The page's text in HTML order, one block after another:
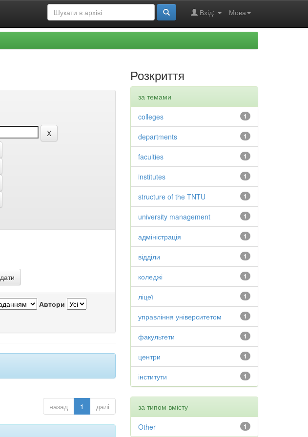
Мова
Вхід:
Автори
назад 1 далі
Розкриття
за темами
1
colleges
1
departments
1
faculties
1
institutes
1
structure of the TNTU
1
university management
1
адміністрація
1
відділи
1
коледжі
1
ліцеї
1
управління університетом
1
факультети
1
центри
1
інститути
за типом вмісту
1
Other